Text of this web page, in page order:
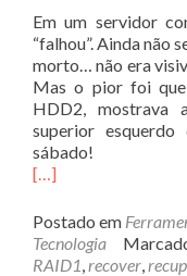
Em um servidor
“falhou”. Ainda não
morto… não era
Mas o pior foi
HDD2, mostrava
superior
sábado!
[…]
Postado em
Tecnologia
RAID1,recover,